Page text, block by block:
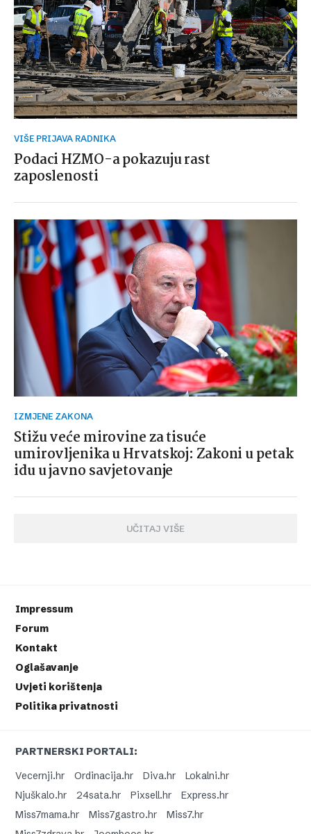
VIŠE PRIJAVA RADNIKA
Podaci HZMO-a pokazuju rast
zaposlenosti
IZMJENE ZAKONA
Stižu veće mirovine za tisuće
umirovljenika u Hrvatskoj: Zakoni u petak
idu u javno savjetovanje
UČITAJ VIŠE
Impressum
Forum
Kontakt
Oglašavanje
Uvjeti korištenja
Politika privatnosti
PARTNERSKI PORTALI:
Vecernji.hr
Ordinacija.hr Diva.hr
Lokalni.hr
Njuškalo.hr
24sata.hr Pixsell.hr
Express.hr
Miss7mama.hr
Miss7gastro.hr
Miss7.hr